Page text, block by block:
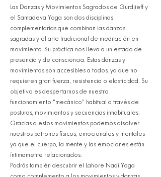
Las Danzas y Movimientos Sagrados de Gurdjieff y
el Samadeva Yoga son dos disciplinas
complementarias que combinan las danzas
sagradas y el arte tradicional de meditación en
movimiento. Su práctica nos lleva a un estado de
presencia y de consciencia. Estas danzas y
movimientos son accesibles a todos, ya que no
requieren gran fuerza, resistencia o elasticidad. Su
objetivo es despertarnos de nuestro
funcionamiento “mecánico” habitual a través de
posturas, movimientos y secuencias inhabituales.
Gracias a estos movimientos podemos disolver
nuestros patrones físicos, emocionales y mentales
ya que el cuerpo, la mente y las emociones están
íntimamente relacionados.
Podrás también descubrir el Lahore Nadi Yoga